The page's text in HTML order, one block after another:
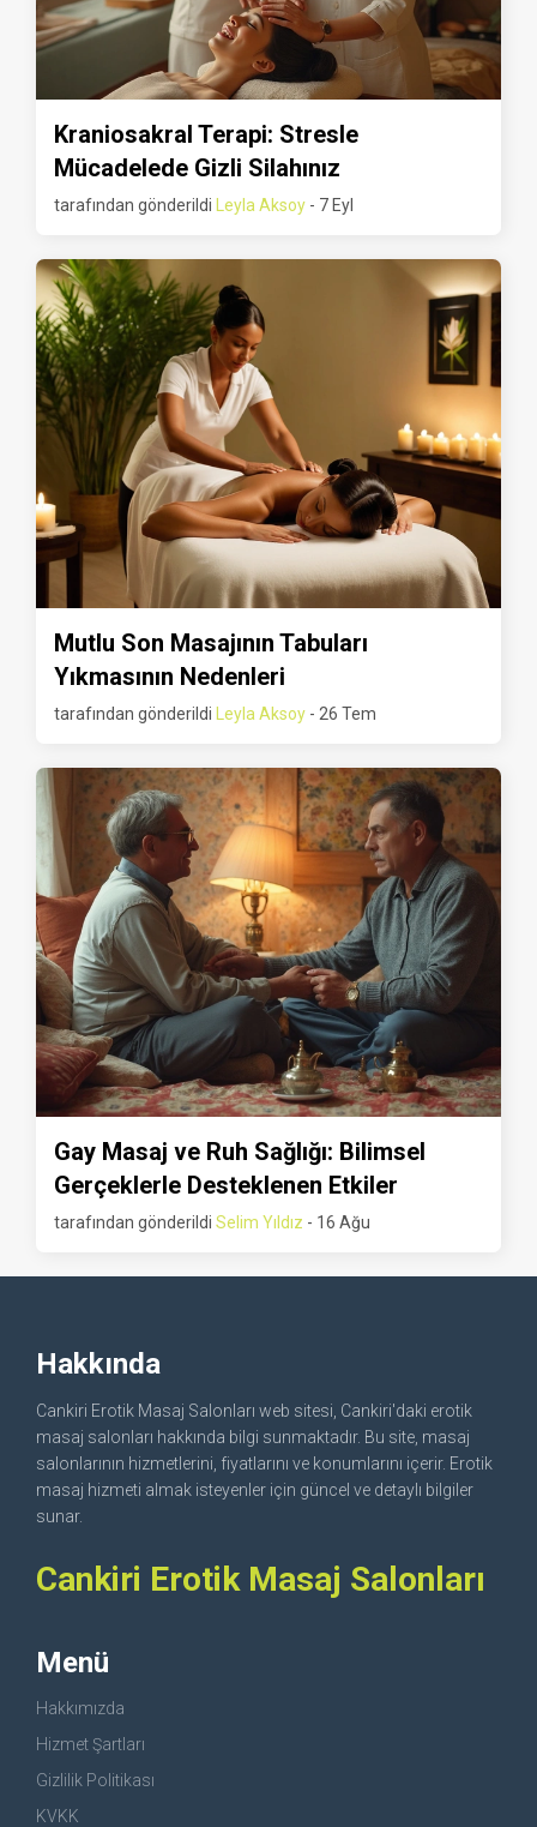
Kraniosakral Terapi: Stresle
Mücadelede Gizli Silahınız
tarafından gönderildi Leyla Aksoy - 7 Eyl
Mutlu Son Masajının Tabuları
Yıkmasının Nedenleri
tarafından gönderildi Leyla Aksoy - 26 Tem
Gay Masaj ve Ruh Sağlığı: Bilimsel
Gerçeklerle Desteklenen Etkiler
tarafından gönderildi Selim Yıldız - 16 Ağu
Hakkında
Cankiri Erotik Masaj Salonları web sitesi, Cankiri'daki erotik
masaj salonları hakkında bilgi sunmaktadır. Bu site, masaj
salonlarının hizmetlerini, fiyatlarını ve konumlarını içerir. Erotik
masaj hizmeti almak isteyenler için güncel ve detaylı bilgiler
sunar.
Cankiri Erotik Masaj Salonları
Menü
Hakkımızda
Hizmet Şartları
Gizlilik Politikası
KVKK